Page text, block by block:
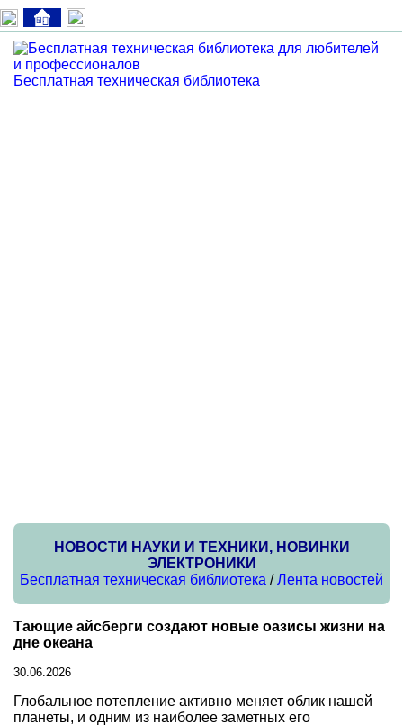
Бесплатная техническая библиотека
НОВОСТИ НАУКИ И ТЕХНИКИ, НОВИНКИ
ЭЛЕКТРОНИКИ
Бесплатная техническая библиотека /Лента новостей
Тающие айсберги создают новые оазисы жизни на
дне океана
30.06.2026
Глобальное потепление активно меняет облик нашей
планеты, и одним из наиболее заметных его